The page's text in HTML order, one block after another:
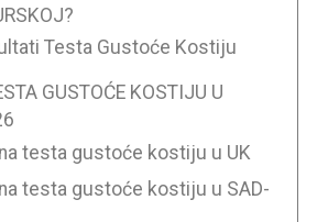
Testa Gustoće Kostiju
GUSTOĆE KOSTIJU U
testa gustoće kostiju u UK
testa gustoće kostiju u SAD-